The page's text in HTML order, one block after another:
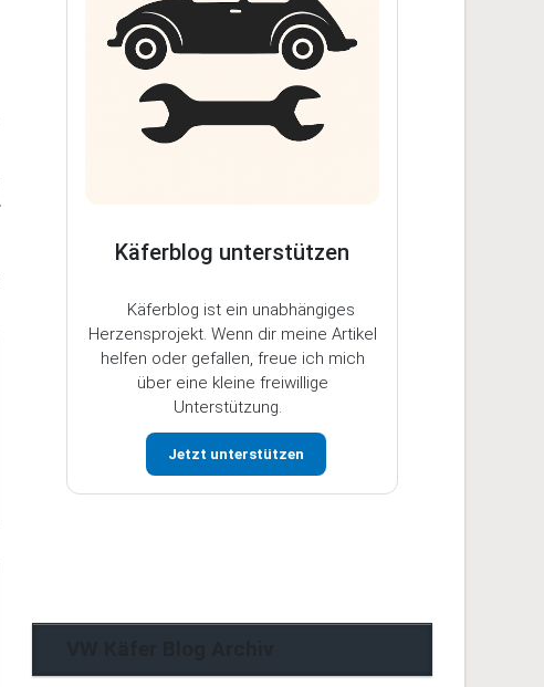
Käferblog unterstützen
Käferblog ist ein unabhängiges
Herzensprojekt. Wenn dir meine Artikel
helfen oder gefallen, freue ich mich
über eine kleine freiwillige
Unterstützung.
Jetzt unterstützen